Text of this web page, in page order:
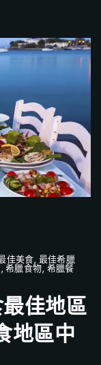
佳美食, 最佳希臘
,希臘食物, 希臘餐
佳地區
地區中